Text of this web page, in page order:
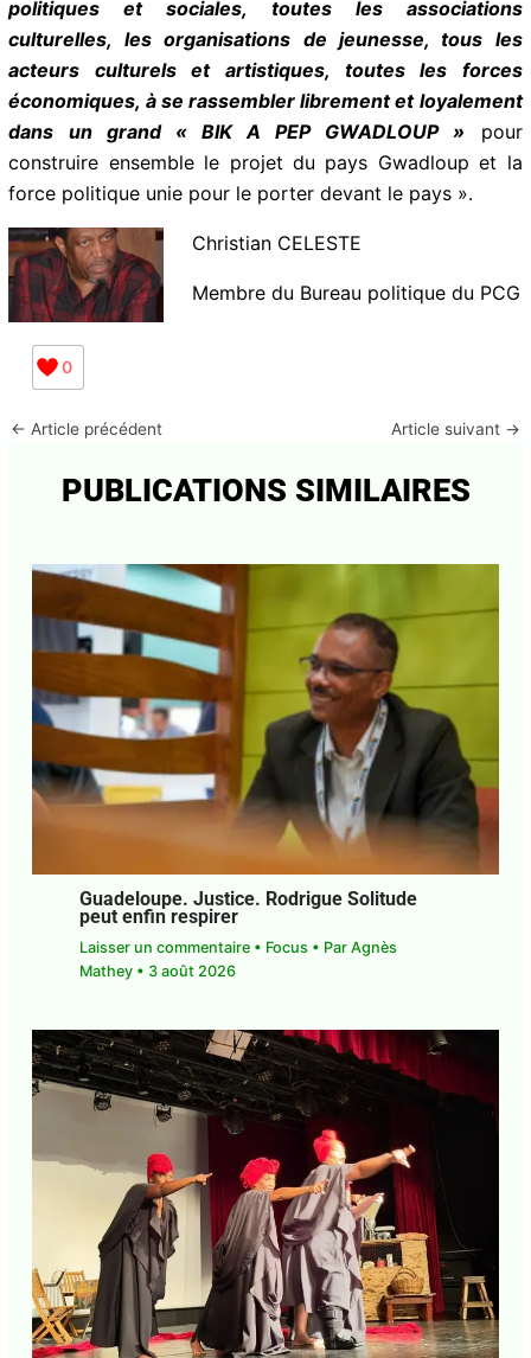
libération et le développement.
C’est le sens de l’Appel lancé le 05 mars 2021 au
Peuple guadeloupéen par le Parti Communiste
Guadeloupéen qui invite, sans exclusif, ni sectarisme:«
Tousles Guadeloupéens organisés ou non, toutes
les forces politiques et sociales, toutes les
jeunesse, tous les acteurs culturels et artistiques,
toutes les forces économiques, à se rassembler
librement et loyalement dans un grand « BIK A PEP
GWADLOUP »
pays Gwadloup et la force politique unie pour le
Membre du Bureau politique du
Article suivant
PUBLICATIONS SIMILAIRES
Guadeloupe. Justice. Rodrigue Solitude
peut enfin respirer
Laisser un commentaire •Focus• ParAgnès
Mathey
•3 août 2026